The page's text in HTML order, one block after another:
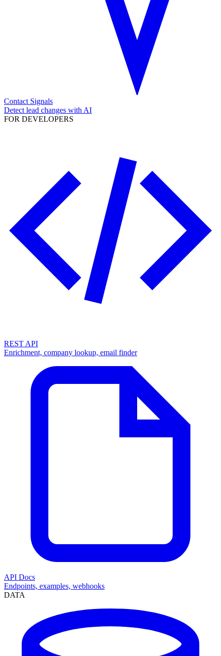
Contact Signals
Detect lead changes with AI
FOR DEVELOPERS
REST API
Enrichment, company lookup, email finder
API Docs
Endpoints, examples, webhooks
DATA